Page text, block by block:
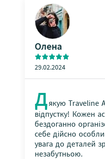
Олена
29.02.2024
Дякую Traveline
відпустку! Кожен
бездоганно
себе дійсно
увага до деталей
незабутньою.